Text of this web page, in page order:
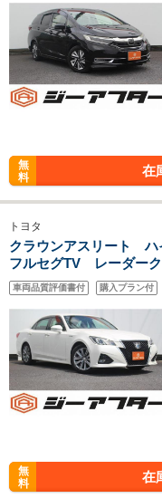
レーキ
無
料
在
トヨタ
クラウンアスリート
フルセグTV レーダー
イト ETC 電動格納ミ
クハイビーム パワーシ
車両品質評価書付 購入プラン付
無
料
在